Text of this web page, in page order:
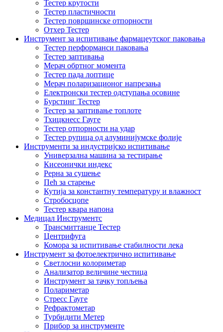
Тестер крутости
Тестер пластичности
Тестер површинске отпорности
Отхер Тестер
Инструмент за испитивање фармацеутског паковања
Тестер перформанси паковања
Тестер заптивања
Мерач обртног момента
Тестер пада лоптице
Мерач поларизационог напрезања
Електронски тестер одступања осовине
Бурстинг Тестер
Тестер за заптивање топлоте
Тхицкнесс Гауге
Тестер отпорности на удар
Тестер рупица од алуминијумске фолије
Инструменти за индустријско испитивање
Универзална машина за тестирање
Кисеонички индекс
Рерна за сушење
Пећ за старење
Кутија за константну температуру и влажност
Стробосцопе
Тестер квара напона
Медицал Инструментс
Трансмиттанце Тестер
Центрифуга
Комора за испитивање стабилности лека
Инструмент за фотоелектрично испитивање
Светлосни колориметар
Анализатор величине честица
Инструмент за тачку топљења
Полариметар
Стресс Гауге
Рефрактометар
Турбидити Метер
Прибор за инструменте